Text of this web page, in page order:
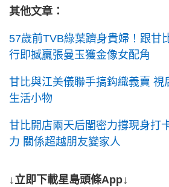
其他文章：
57歲前TVB綠葉躋身貴婦！跟甘
行即撼贏張曼玉獲金像女配角
甘比與江美儀聯手搞鈎織義賣 視
生活小物
甘比開店兩天后閨密力撐現身打
力 關係超越朋友變家人
↓立即下載星島頭條App↓